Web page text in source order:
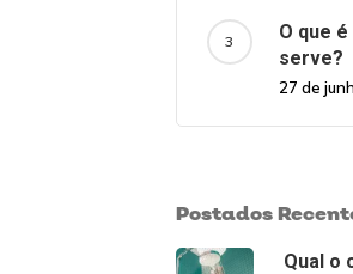
O que
serve?
27 de
Postados
Qual o